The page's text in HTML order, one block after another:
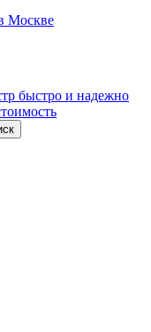
Москве
быстро и надежно